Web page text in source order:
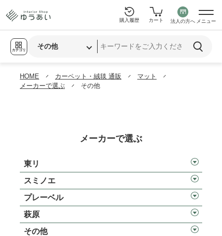
カテゴリ
購入履歴 カート 法人の方へ メニュー
HOME カーペット・絨毯 通販
マット
メーカーで選ぶ
その他
メーカーで選ぶ
東リ
スミノエ
プレーベル
萩原
その他